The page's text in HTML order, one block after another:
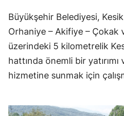
Büyükşehir Belediyesi,
Orhaniye – Akifiye – Çokak
üzerindeki 5 kilometrelik
hattında önemli bir yatırımı
hizmetine sunmak için